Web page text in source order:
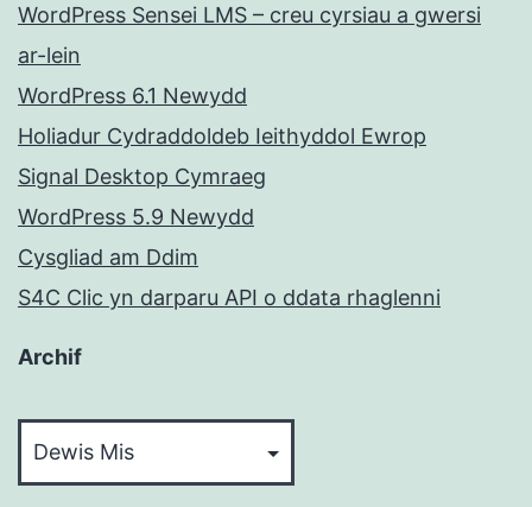
WordPress Sensei LMS – creu cyrsiau a gwersi
ar-lein
WordPress 6.1 Newydd
Holiadur Cydraddoldeb Ieithyddol Ewrop
Signal Desktop Cymraeg
WordPress 5.9 Newydd
Cysgliad am Ddim
S4C Clic yn darparu API o ddata rhaglenni
Archif